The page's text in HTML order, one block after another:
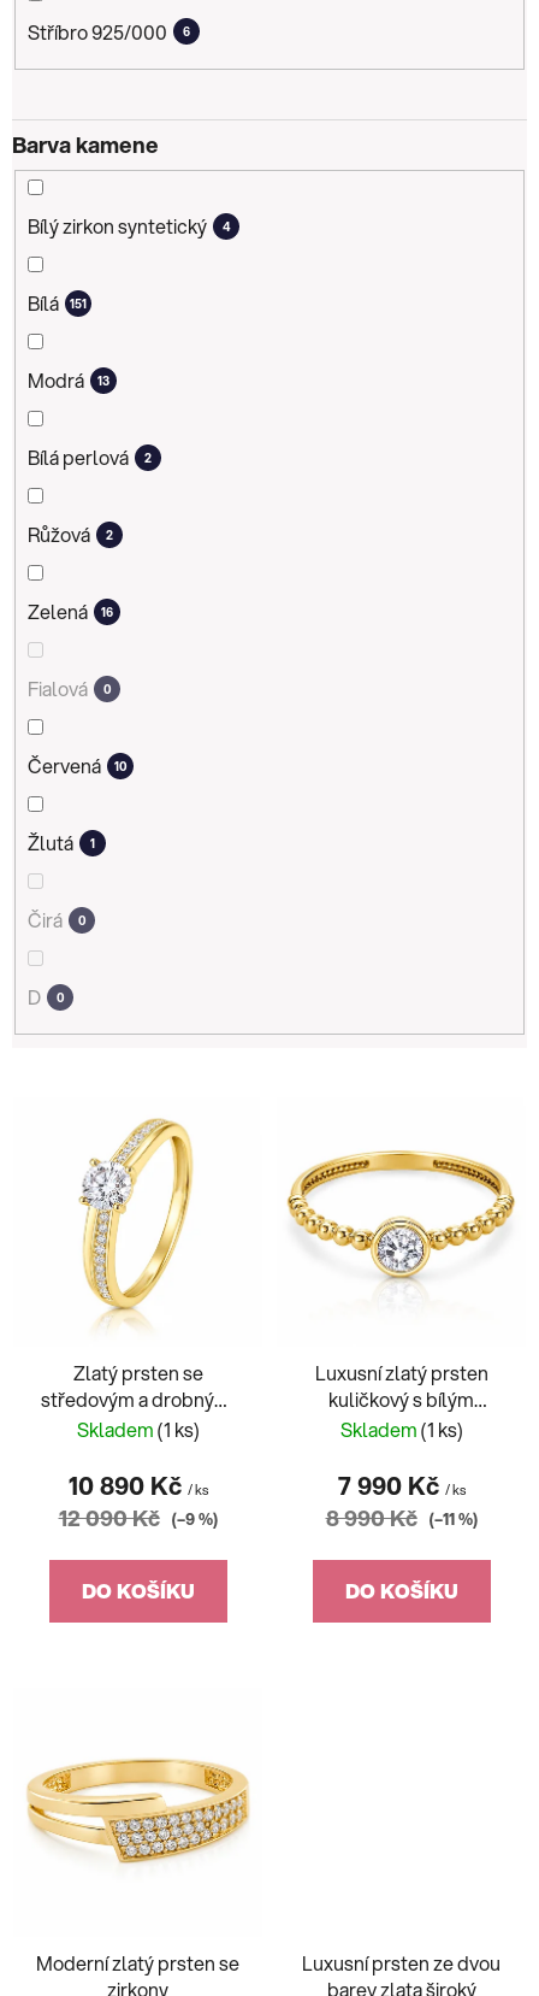
Stříbro 925/000 6
Barva kamene
Bílý zirkon syntetický 4
Bílá 151
Modrá 13
Bílá perlová 2
Růžová 2
Zelená 16
Fialová 0
Červená 10
Žlutá 1
Čirá 0
D 0
Zlatý prsten se
středovým a drobnými
bílými zirkony
Skladem(1 ks)
10 890 Kč / ks
12 090 Kč (–9 %)
DO KOŠÍKU
Luxusní zlatý prsten
kuličkový s bílým
zirkonem
Skladem(1 ks)
7 990 Kč / ks
8 990 Kč (–11 %)
DO KOŠÍKU
Moderní zlatý prsten se
zirkony
Luxusní prsten ze dvou
barev zlata široký